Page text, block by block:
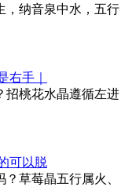
，纳音泉中水，五行
右手｜
招桃花水晶遵循左进
可以脱
草莓晶五行属火、